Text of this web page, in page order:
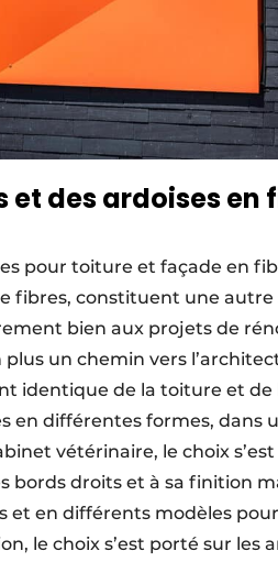
et des ardoises
pour toiture et façade en
fibres, constituent une
bien aux projets de
plus un chemin vers
identique de la toiture et de
en différentes formes, dans
vétérinaire, le choix
bords droits et à sa finition
et en différents modèles
le choix s’est porté sur les